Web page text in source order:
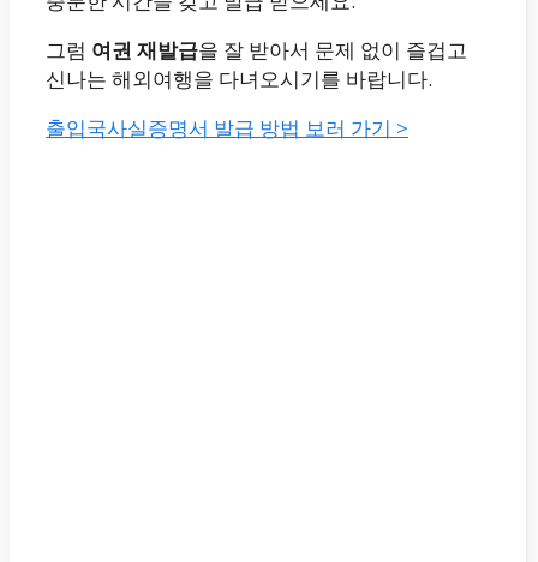
그럼 여권 재발급을 잘 받아서 문제 없이 즐겁고
신나는 해외여행을 다녀오시기를 바랍니다.
출입국사실증명서 발급 방법 보러 가기 >